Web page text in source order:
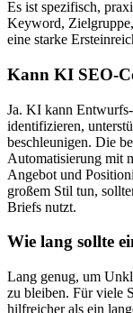
Es ist spezifisch,
Keyword,
eine starke
Kann KI SEO-
Ja. KI kann
identifizieren,
beschleunigen. Die
Automatisierung mit
Angebot und
großem Stil tun,
Briefs nutzt.
Wie lang sollte
Lang genug, um
zu bleiben. Für viele
hilfreicher als ein